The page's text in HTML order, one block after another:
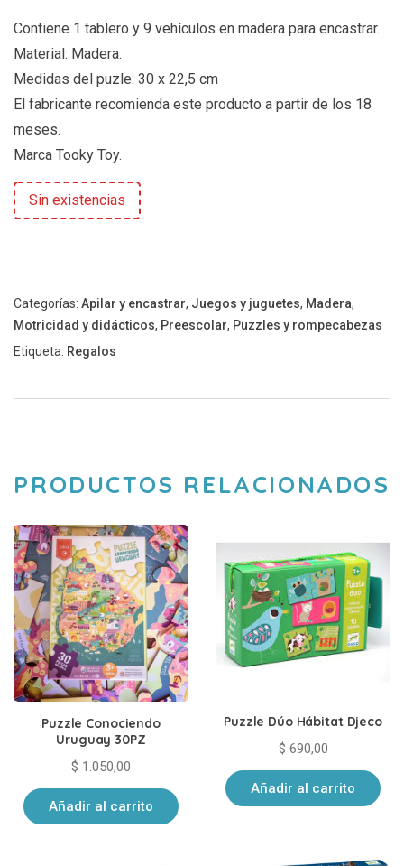
Contiene 1 tablero y 9 vehículos en madera para encastrar.
Material: Madera.
Medidas del puzle: 30 x 22,5 cm
El fabricante recomienda este producto a partir de los 18
meses.
Marca Tooky Toy.
Sin existencias
Categorías: Apilar y encastrar, Juegos y juguetes, Madera,
Motricidad y didácticos, Preescolar, Puzzles y rompecabezas
Etiqueta: Regalos
PRODUCTOS RELACIONADOS
Puzzle Conociendo
Uruguay 30PZ
$ 1.050,00
Añadir al carrito
Puzzle Dúo Hábitat Djeco
$ 690,00
Añadir al carrito